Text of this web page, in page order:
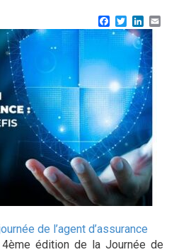
Facebook
Twitter
de l’agent d’assurance
édition de la Journée de